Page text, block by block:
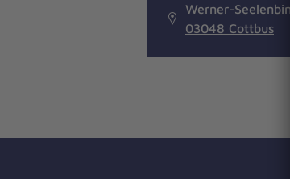
Werner-
03048 Cottbus